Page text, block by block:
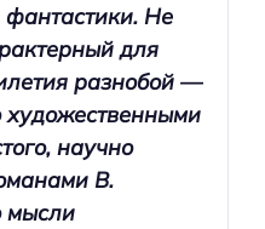
Не
для
разнобой —
художественными
научно
В.
мысли